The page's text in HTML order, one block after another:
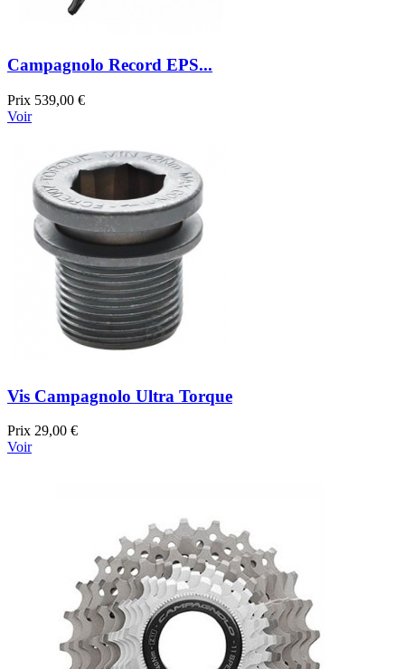
Campagnolo Record EPS...
Prix 539,00 €
Voir
Vis Campagnolo Ultra Torque
Prix 29,00 €
Voir